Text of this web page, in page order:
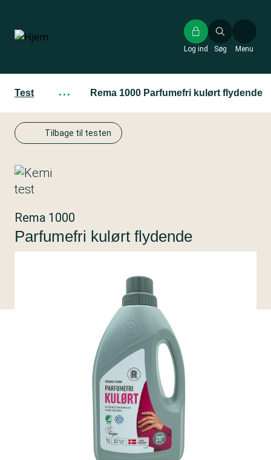
hovedindhold
Søg
Log ind Menu
Test ··· Rema 1000 Parfumefri kulørt flydende
Tilbage til testen
Rema 1000
Parfumefri kulørt flydende